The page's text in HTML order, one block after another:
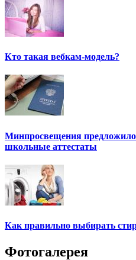
Кто такая вебкам-модель?
Минпросвещения предложило
школьные аттестаты
Как правильно выбирать
Фотогалерея